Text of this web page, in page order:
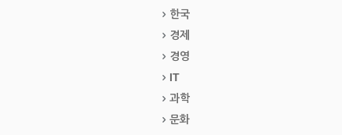
한국
경제
경영
IT
과학
문화